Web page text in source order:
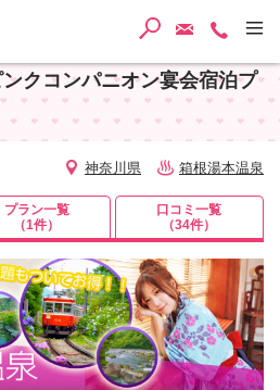
ご予約・
検索
クコンパニオン宴会宿泊プ
神奈川県 箱根湯本温泉
プラン一覧
（1件）
口コミ一覧
（34件）